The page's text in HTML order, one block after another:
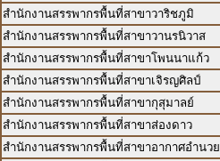
สำนักงานสรรพากรพื้นที่สาขาวาริชภูมิ
สำนักงานสรรพากรพื้นที่สาขาวานรนิวาส
สำนักงานสรรพากรพื้นที่สาขาโพนนาแก้ว
สำนักงานสรรพากรพื้นที่สาขาเจิรญศิลป์
สำนักงานสรรพากรพื้นที่สาขากุสุมาลย์
สำนักงานสรรพากรพื้นที่สาขาส่องดาว
สำนักงานสรรพากรพื้นที่สาขาอากาศอำนวย